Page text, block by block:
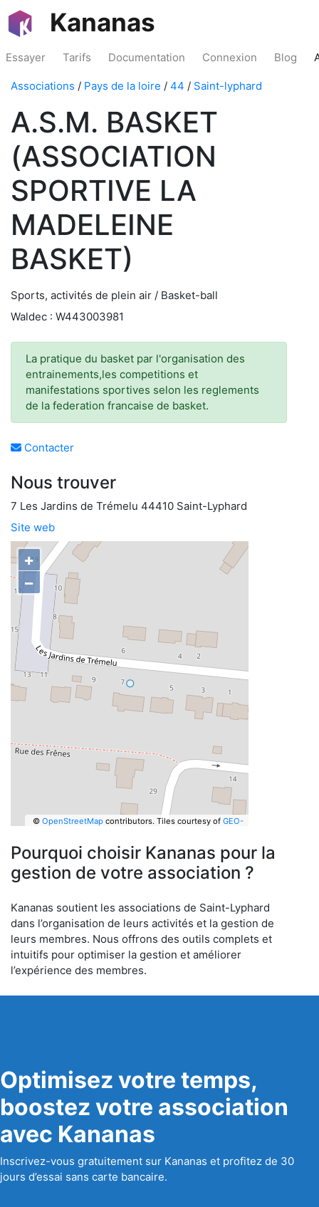
Kananas
Essayer Tarifs Documentation Connexion Blog
Associations / Pays de la loire / 44 / Saint-lyphard
A.S.M. BASKET
(ASSOCIATION
SPORTIVE LA
MADELEINE
BASKET)
Sports, activités de plein air / Basket-ball
Waldec : W443003981
La pratique du basket par l'organisation des
entrainements,les competitions et
manifestations sportives selon les reglements
de la federation francaise de basket.
Contacter
Nous trouver
7 Les Jardins de Trémelu 44410 Saint-Lyphard
Site web
+
−
© OpenStreetMapcontributors. Tiles courtesy of GEO-
Pourquoi choisir Kananas pour la
gestion de votre association ?
Kananas soutient les associations de Saint-Lyphard
dans l’organisation de leurs activités et la gestion de
leurs membres. Nous offrons des outils complets et
intuitifs pour optimiser la gestion et améliorer
l’expérience des membres.
Optimisez votre temps,
boostez votre association
avec Kananas
Inscrivez-vous gratuitement sur Kananas et profitez de 30
jours d’essai sans carte bancaire.